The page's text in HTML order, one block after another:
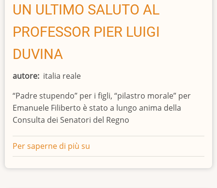
IL
RADUNO
DEGLI
UN ULTIMO SALUTO AL
PROFESSOR PIER LUIGI
DUVINA
autore italia reale
“Padre stupendo” per i figli, “pilastro morale” per
Emanuele Filiberto è stato a lungo anima della
Consulta dei Senatori del Regno
Per saperne di più su
ULTIMO
SALUTO